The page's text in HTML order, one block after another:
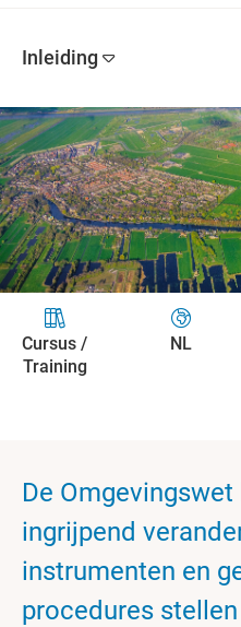
Inleiding
Cursus /
Training
NL
De
ingrijpend
instrumenten en
procedures